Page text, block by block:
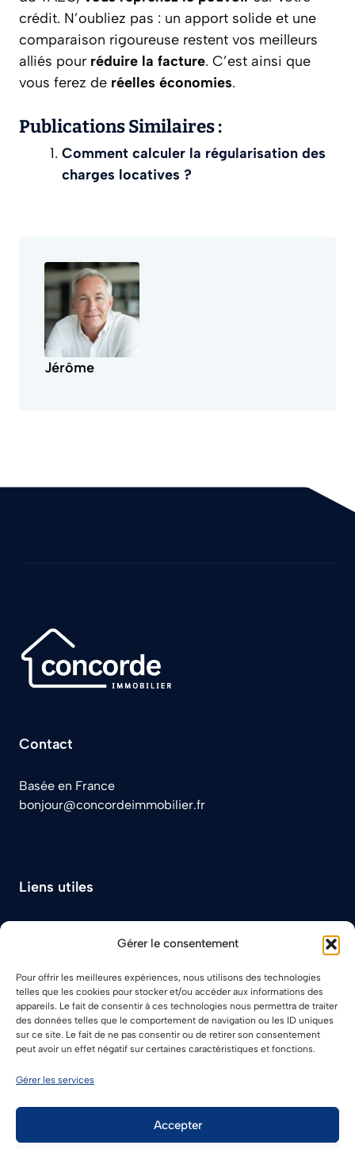
Gérer le consentement
Pour offrir les meilleures expériences, nous utilisons des technologies
telles que les cookies pour stocker et/ou accéder aux informations des
appareils. Le fait de consentir à ces technologies nous permettra de traiter
des données telles que le comportement de navigation ou les ID uniques
sur ce site. Le fait de ne pas consentir ou de retirer son consentement
peut avoir un effet négatif sur certaines caractéristiques et fonctions.
Gérer les services
Accepter
crédit. N’oubliez pas : un apport solide et une
comparaison rigoureuse restent vos meilleurs
alliés pour réduire la facture. C’est ainsi que
vous ferez de réelles économies.
Publications Similaires :
Comment calculer la régularisation des
charges locatives ?
Jérôme
Contact
Basée en France
bonjour@concordeimmobilier.fr
Liens utiles